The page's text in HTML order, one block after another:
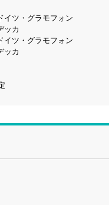
ツ・グラモフォン
ッカ
ツ・グラモフォン
ッカ